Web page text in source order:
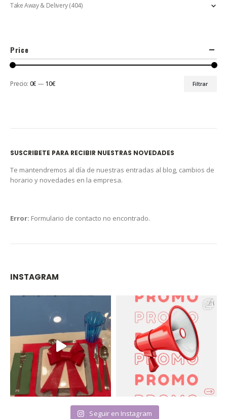
Take Away & Delivery(404)
Price
Filtrar
Precio: 0€ — 10€
SUSCRIBETE PARA RECIBIR NUESTRAS NOVEDADES
Te mantendremos al día de nuestras entradas al blog, cambios de
horario y novedades en la empresa.
Error: Formulario de contacto no encontrado.
INSTAGRAM
Seguir en Instagram